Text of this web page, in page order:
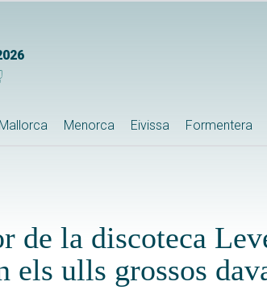
Mallorca Menorca Eivissa Formentera
de la discoteca
els ulls grossos